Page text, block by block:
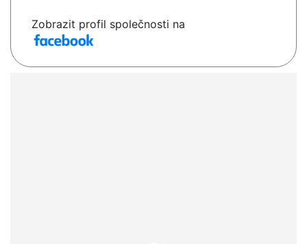
Zobrazit profil společnosti na